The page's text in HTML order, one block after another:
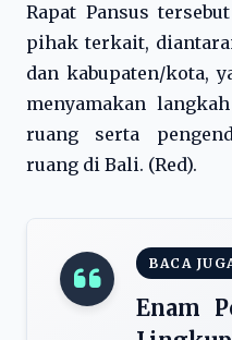
Rapat Pansus
pihak terkait,
dan kabupaten/kota,
menyamakan
ruang serta
ruang di Bali. (Red).
BACA
Enam